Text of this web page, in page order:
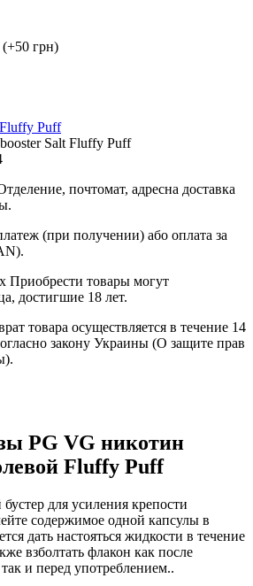
(+50 грн)
Fluffy Puff
Salt Fluffy Puff
почтомат, адресна доставка
(при получении) або оплата за
Приобрести товары могут
достигшие 18 лет.
товара осуществляется в течение 14
закону Украины (О защите прав
PG VG никотин
Fluffy Puff
для усиления крепости
содержимое одной капсулы в
дать настояться жидкости в течение
взболтать флакон как после
и перед употреблением..